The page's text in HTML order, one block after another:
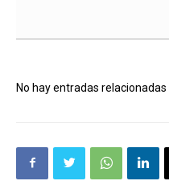
No hay entradas relacionadas